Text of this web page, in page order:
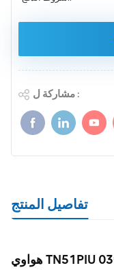
مشاركة ل :
تفاصيل المنتج
هواوي TN51PIU 03020JRQ OSN8800 لوحة وصول